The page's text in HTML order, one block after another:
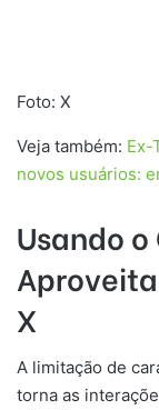
Foto: X
Veja também: Ex-
novos usuários:
Usando
X
A limitação de
torna as